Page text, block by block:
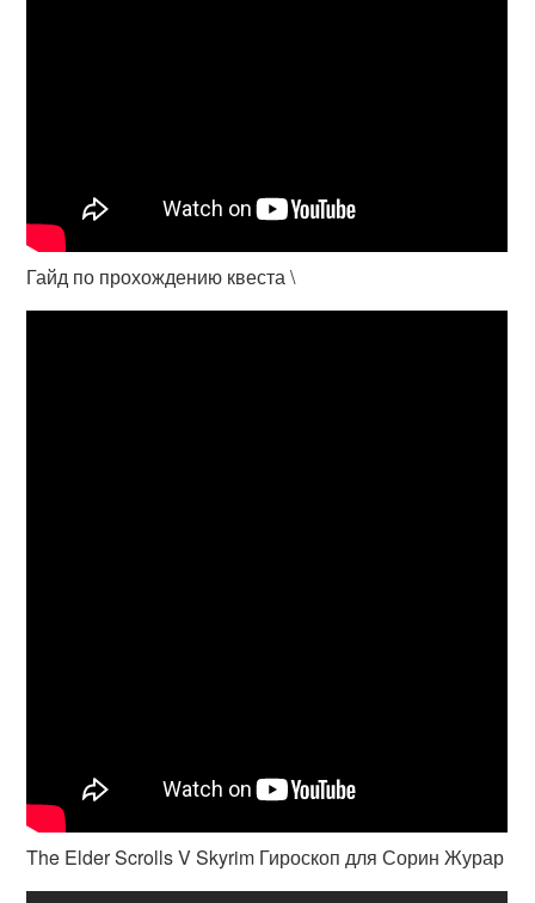
Гайд по прохождению квеста \
The Elder Scrolls V Skyrim Гироскоп для Сорин Журар